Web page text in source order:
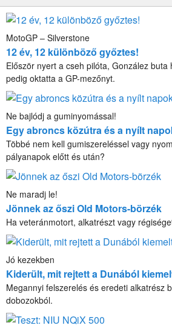
MotoGP – Silverstone
12 év, 12 különböző győztes!
Először nyert a cseh pilóta, González
pedig oktatta a GP-mezőnyt.
Ne bajlódj a guminyomással!
Egy abroncs közútra és a nyílt
Többé nem kell gumiszereléssel vagy
pályanapok előtt és után?
Ne maradj le!
Jönnek az őszi Old Motors-börzék
Ha veteránmotort, alkatrészt vagy
Jó kezekben
Kiderült, mit rejtett a Dunából
Megannyi felszerelés és eredeti alkatrész
dobozokból.